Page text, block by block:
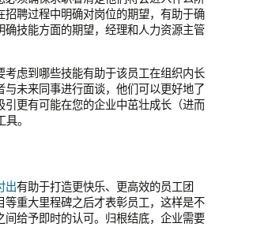
聘过程中明确对岗位的期望，有助于确
技能方面的期望，经理和人力资源主管
虑到哪些技能有助于该员工在组织内长
未来同事进行面谈，他们可以更好地了
更有可能在您的企业中茁壮成长（进而
。
出有助于打造更快乐、更高效的员工团
重大里程碑之后才表彰员工，这样是不
给予即时的认可。归根结底，企业需要